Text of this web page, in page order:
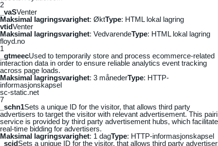
2
_vaSVenter
Maksimal lagringsvarighet: ØktType: HTML lokal lagring
vtidVenter
Maksimal lagringsvarighet: VedvarendeType: HTML lokal lagring
floyd.no
1
_gtmeecUsed to temporarily store and process ecommerce-related
interaction data in order to ensure reliable analytics event tracking
across page loads.
Maksimal lagringsvarighet: 3 månederType: HTTP-
informasjonskapsel
sc-static.net
7
_schn1Sets a unique ID for the visitor, that allows third party
advertisers to target the visitor with relevant advertisement. This
service is provided by third party advertisement hubs, which
real-time bidding for advertisers.
Maksimal lagringsvarighet: 1 dagType: HTTP-informasjonskapsel
_scidSets a unique ID for the visitor, that allows third party